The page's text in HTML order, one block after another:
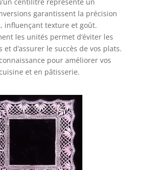
garantissent la précision
influençant texture et goût.
les unités permet d’éviter les
d’assurer le succès de vos plats.
pour améliorer vos
et en pâtisserie.